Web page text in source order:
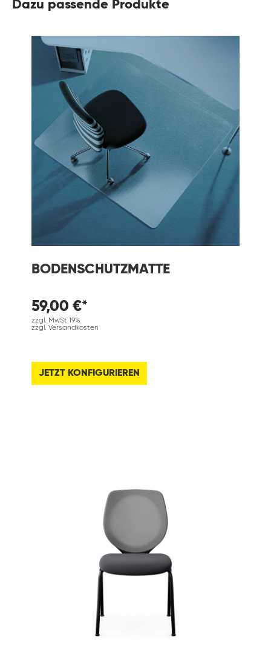
Dazu passende Produkte
BODENSCHUTZMATTE
59,00 €*
zzgl. MwSt 19%
zzgl. Versandkosten
JETZT KONFIGURIEREN